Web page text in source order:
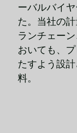
ーバルバイ
た。当社の
ランチェー
おいても、
たすよう設
料。